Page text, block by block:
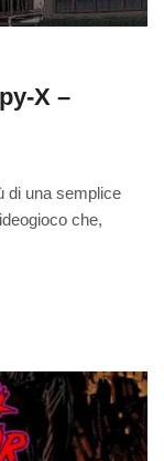
X –
di una semplice
che,